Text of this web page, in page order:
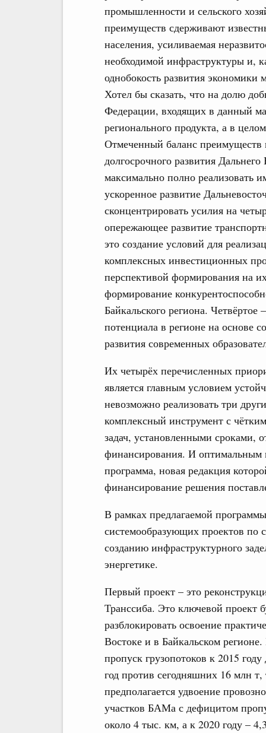
промышленности и сельского
преимуществ сдерживают
населения, усиливаемая
необходимой инфраструктуры и,
однобокость развития экономики
Хотел бы сказать, что на долю
Федерации, входящих в данный
регионального продукта, а в
Отмеченный баланс преимуществ
долгосрочного развития
максимально полно реализовать
ускоренное развитие
сконцентрировать усилия на
опережающее развитие
это создание условий для
комплексных инвестиционных
перспективой формирования на
формирование
Байкальского региона. Четвёртое
потенциала в регионе на основе
развития современных
Их четырёх перечисленных
является главным условием
невозможно реализовать три
комплексный инструмент с
задач, установленными сроками,
финансирования. И оптимальным
программа, новая редакция
финансирование решения
В рамках предлагаемой
системообразующих проектов по
созданию инфраструктурного
энергетике.
Первый проект – это
Транссиба. Это ключевой проект
разблокировать освоение
Востоке и в Байкальском
пропуск грузопотоков к 2015
год против сегодняшних 16 млн т,
предполагается удвоение
участков БАМа с дефицитом
около 4 тыс. км, а к 2020 году –